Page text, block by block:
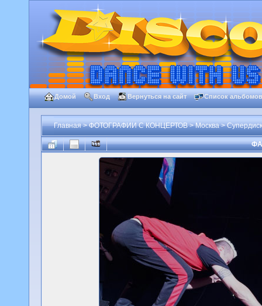
Домой Вход Вернуться на сайт Список альбомов
Главная>ФОТОГРАФИИ С КОНЦЕРТОВ>Москва>